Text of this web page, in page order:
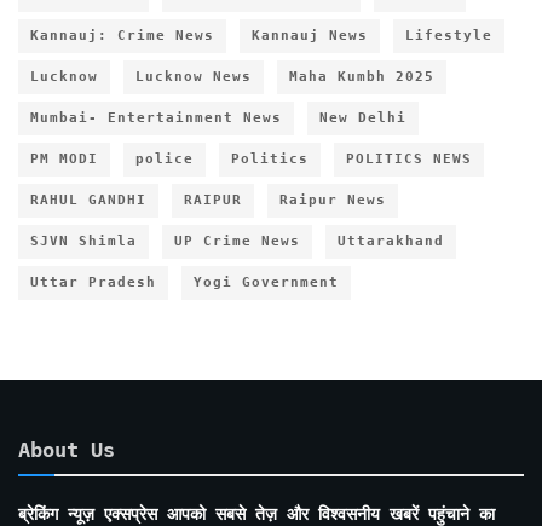
Kannauj: Crime News Kannauj News Lifestyle
Lucknow Lucknow News Maha Kumbh 2025
Mumbai- Entertainment News New Delhi
PM MODI police Politics POLITICS NEWS
RAHUL GANDHI RAIPUR Raipur News
SJVN Shimla UP Crime News Uttarakhand
Uttar Pradesh Yogi Government
About Us
ब्रेकिंग न्यूज़ एक्सप्रेस आपको सबसे तेज़ और विश्वसनीय खबरें पहुंचाने का